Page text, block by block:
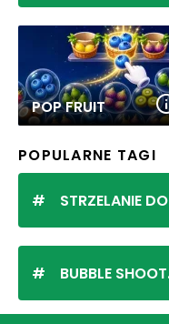
POP FRUIT
POPULARNE TAGI
STRZELANIE DO KULEK
BUBBLE SHOOTER